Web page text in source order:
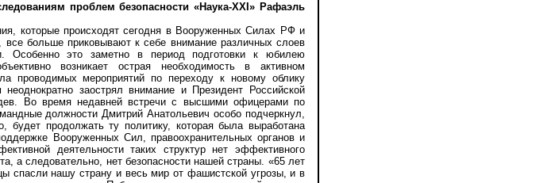
проблем безопасности «Наука-ХХI» Рафаэль
которые происходят сегодня в Вооруженных Силах РФ и
все больше приковывают к себе внимание различных слоев
Особенно это заметно в период подготовки к юбилею
возникает острая необходимость в активном
проводимых мероприятий по переходу к новому облику
заострял внимание и Президент Российской
Во время недавней встречи с высшими офицерами по
должности Дмитрий Анатольевич особо подчеркнул,
будет продолжать ту политику, которая была выработана
Вооруженных Сил, правоохранительных органов и
деятельности таких структур нет эффективного
а следовательно, нет безопасности нашей страны. «65 лет
спасли нашу страну и весь мир от фашистской угрозы, и в